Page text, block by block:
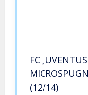
FC
(12/14)